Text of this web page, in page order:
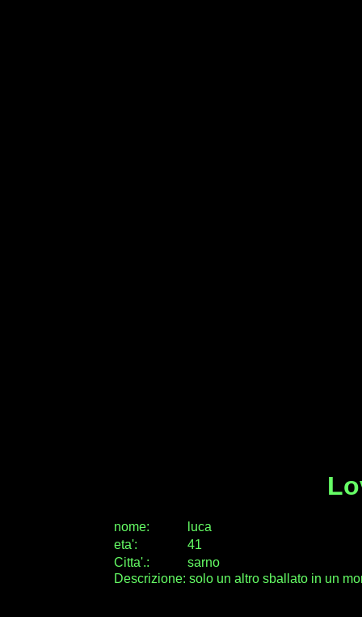
nome:
luca
eta':
41
Citta'.:
sarno
Descrizione: solo un altro sballato in un